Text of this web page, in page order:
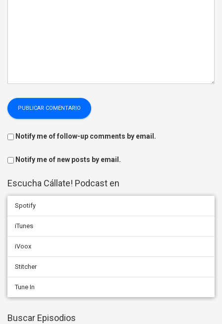
Notify me of follow-up comments by email.
Notify me of new posts by email.
Escucha Cállate! Podcast en
Spotify
iTunes
iVoox
Stitcher
Tune In
Buscar Episodios